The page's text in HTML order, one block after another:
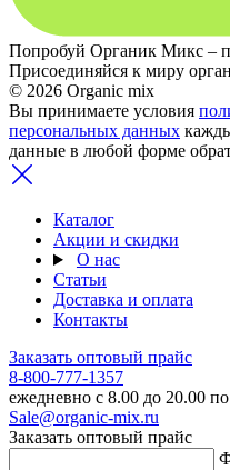
Попробуй Органик Микс –
Присоединяйся к миру
© 2026 Organic mix
Вы принимаете условия
персональных данных
данные в любой форме
Каталог
Акции и скидки
О нас
Статьи
Доставка и оплата
Контакты
Заказать оптовый прайс
8-800-777-1357
ежедневно с 8.00 до 20.00
Sale@organic-mix.ru
Заказать оптовый прайс